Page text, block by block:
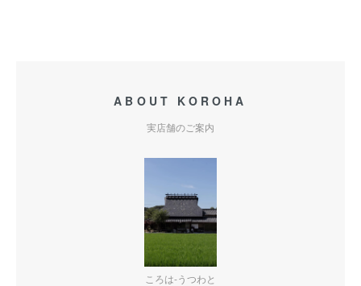
ABOUT KOROHA
実店舗のご案内
ころは-うつわと